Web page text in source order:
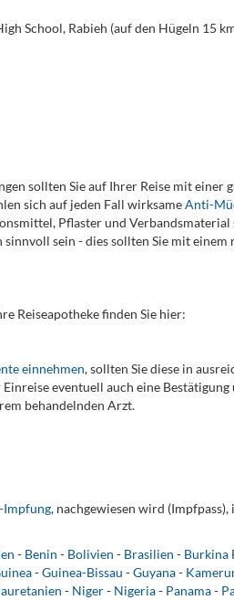
School, Rabieh (auf den Hügeln 15
sollten Sie auf Ihrer Reise mit einer
sich auf jeden Fall wirksameAnti-
Pflaster und Verbandsmaterial
sein - dies sollten Sie mit einem
Reiseapotheke finden Sie hier:
einnehmen, sollten Sie diese in
eventuell auch eine
behandelnden Arzt.
Impfung, nachgewiesen wird
- Benin - Bolivien - Brasilien - Burkina
-Guinea-Bissau -Guyana-
- Niger- Nigeria- Panama-